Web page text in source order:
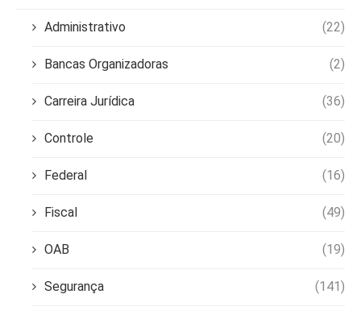
Administrativo (22)
Bancas Organizadoras (2)
Carreira Jurídica (36)
Controle (20)
Federal (16)
Fiscal (49)
OAB (19)
Segurança (141)